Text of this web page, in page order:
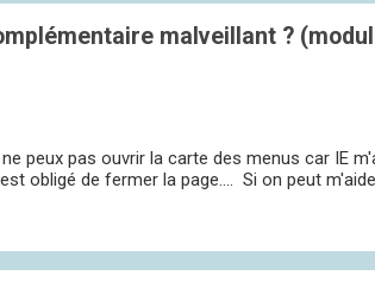
malveillant ?
peux pas ouvrir la carte des menus car IE
obligé de fermer la page.... Si on peut